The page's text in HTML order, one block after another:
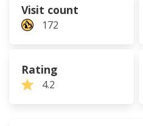
Visit count
172
Rating
4.2